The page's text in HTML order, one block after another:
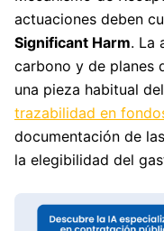
actuaciones deben
Significant Harm. La
carbono y de planes
una pieza habitual
trazabilidad en
documentación de
la elegibilidad del